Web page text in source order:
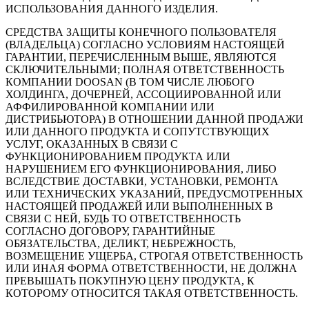
ИСПОЛЬЗОВАНИЯ ДАННОГО ИЗДЕЛИЯ.
СРЕДСТВА ЗАЩИТЫ КОНЕЧНОГО ПОЛЬЗОВАТЕЛЯ
(ВЛАДЕЛЬЦА) СОГЛАСНО УСЛОВИЯМ НАСТОЯЩЕЙ
ГАРАНТИИ, ПЕРЕЧИСЛЕННЫМ ВЫШЕ, ЯВЛЯЮТСЯ
СКЛЮЧИТЕЛЬНЫМИ; ПОЛНАЯ ОТВЕТСТВЕННОСТЬ
КОМПАНИИ DOOSAN (В ТОМ ЧИСЛЕ ЛЮБОГО
ХОЛДИНГА, ДОЧЕРНЕЙ, АССОЦИИРОВАННОЙ ИЛИ
АФФИЛИРОВАННОЙ КОМПАНИИ ИЛИ
ДИСТРИБЬЮТОРА) В ОТНОШЕНИИ ДАННОЙ ПРОДАЖИ
ИЛИ ДАННОГО ПРОДУКТА И СОПУТСТВУЮЩИХ
УСЛУГ, ОКАЗАННЫХ В СВЯЗИ С
ФУНКЦИОНИРОВАНИЕМ ПРОДУКТА ИЛИ
НАРУШЕНИЕМ ЕГО ФУНКЦИОНИРОВАНИЯ, ЛИБО
ВСЛЕДСТВИЕ ДОСТАВКИ, УСТАНОВКИ, РЕМОНТА
ИЛИ ТЕХНИЧЕСКИХ УКАЗАНИЙ, ПРЕДУСМОТРЕННЫХ
НАСТОЯЩЕЙ ПРОДАЖЕЙ ИЛИ ВЫПОЛНЕННЫХ В
СВЯЗИ С НЕЙ, БУДЬ ТО ОТВЕТСТВЕННОСТЬ
СОГЛАСНО ДОГОВОРУ, ГАРАНТИЙНЫЕ
ОБЯЗАТЕЛЬСТВА, ДЕЛИКТ, НЕБРЕЖНОСТЬ,
ВОЗМЕЩЕНИЕ УЩЕРБА, СТРОГАЯ ОТВЕТСТВЕННОСТЬ
ИЛИ ИНАЯ ФОРМА ОТВЕТСТВЕННОСТИ, НЕ ДОЛЖНА
ПРЕВЫШАТЬ ПОКУПНУЮ ЦЕНУ ПРОДУКТА, К
КОТОРОМУ ОТНОСИТСЯ ТАКАЯ ОТВЕТСТВЕННОСТЬ.